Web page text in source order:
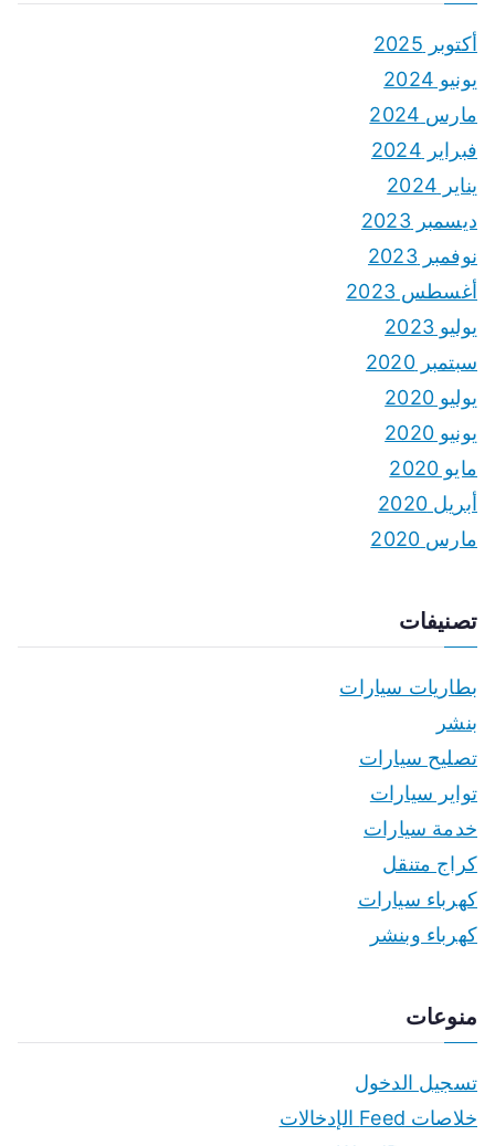
أكتوبر 2025
يونيو 2024
مارس 2024
فبراير 2024
يناير 2024
ديسمبر 2023
نوفمبر 2023
أغسطس 2023
يوليو 2023
سبتمبر 2020
يوليو 2020
يونيو 2020
مايو 2020
أبريل 2020
مارس 2020
تصنيفات
بطاريات سيارات
بنشر
تصليح سيارات
تواير سيارات
خدمة سيارات
كراج متنقل
كهرباء سيارات
كهرباء وبنشر
منوعات
تسجيل الدخول
خلاصات Feed الإدخالات